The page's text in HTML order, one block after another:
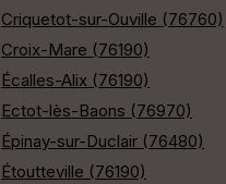
Criquetot-sur-Ouville (76760)
Croix-Mare (76190)
Écalles-Alix (76190)
Ectot-lès-Baons (76970)
Épinay-sur-Duclair (76480)
Étoutteville (76190)